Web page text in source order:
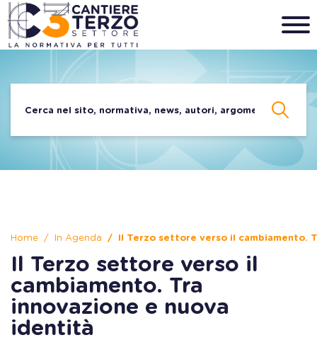
Home In Agenda Il Terzo settore verso il cambiamento.
Il Terzo settore verso il
cambiamento. Tra
innovazione e nuova
identità